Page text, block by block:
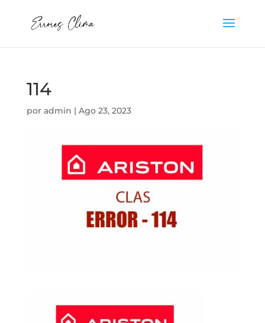
114
por admin | Ago 23, 2023